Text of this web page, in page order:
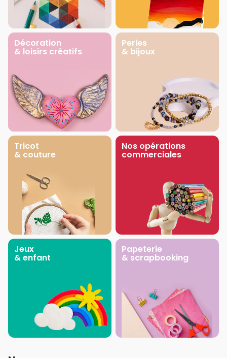
Décoration
& loisirs créatifs
Perles
& bijoux
Tricot
& couture
Nos opérations
commerciales
Jeux
& enfant
Papeterie
& scrapbooking